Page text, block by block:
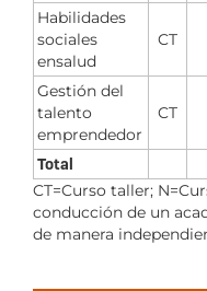
Habilidades
sociales
ensalud
CT
Gestión del
talento
emprendedor
CT
Total
CT=Curso taller;
conducción de un
de manera